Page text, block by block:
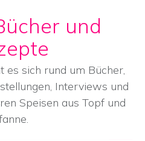
und
es sich rund um Bücher,
Interviews und
Speisen aus Topf und